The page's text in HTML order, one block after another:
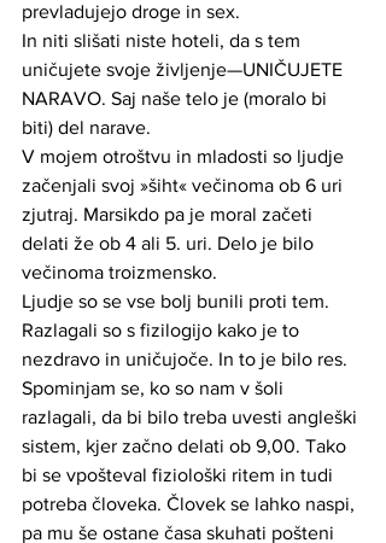
prevladujejo droge in sex.
In niti slišati niste hoteli, da s tem
uničujete svoje življenje—UNIČUJETE
NARAVO. Saj naše telo je (moralo bi
biti) del narave.
V mojem otroštvu in mladosti so ljudje
začenjali svoj »šiht« večinoma ob 6 uri
zjutraj. Marsikdo pa je moral začeti
delati že ob 4 ali 5. uri. Delo je bilo
večinoma troizmensko.
Ljudje so se vse bolj bunili proti tem.
Razlagali so s fizilogijo kako je to
nezdravo in uničujoče. In to je bilo res.
Spominjam se, ko so nam v šoli
razlagali, da bi bilo treba uvesti angleški
sistem, kjer začno delati ob 9,00. Tako
bi se vpošteval fiziološki ritem in tudi
potreba človeka. Človek se lahko naspi,
pa mu še ostane časa skuhati pošteni